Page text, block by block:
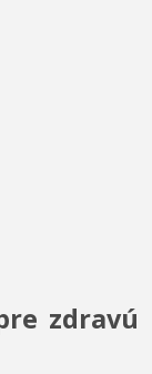
zdravú